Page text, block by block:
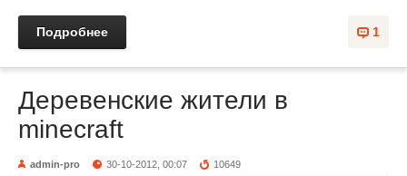
1
Подробнее
Деревенские жители в
minecraft
admin-pro 30-10-2012, 00:07 10649